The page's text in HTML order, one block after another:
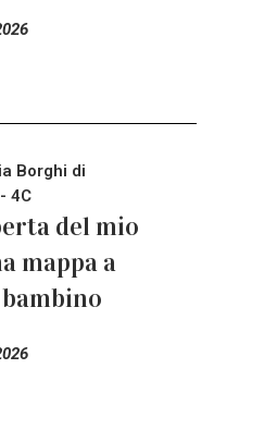
Borghi di
4C
del mio
mappa a